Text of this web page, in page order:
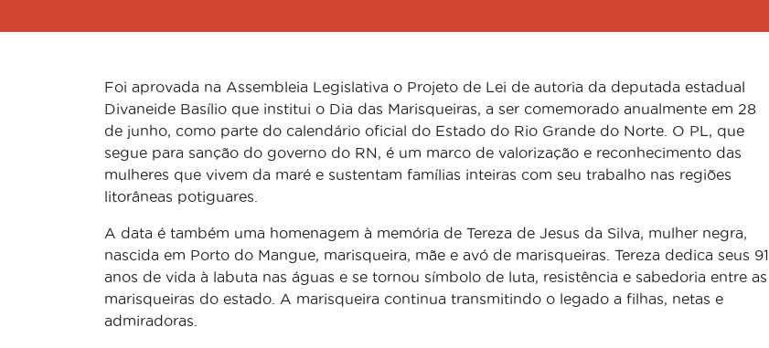
Foi aprovada na Assembleia Legislativa o Projeto de Lei de autoria da deputada estadual
Divaneide Basílio que institui o Dia das Marisqueiras, a ser comemorado anualmente em 28
de junho, como parte do calendário oficial do Estado do Rio Grande do Norte. O PL, que
segue para sanção do governo do RN, é um marco de valorização e reconhecimento das
mulheres que vivem da maré e sustentam famílias inteiras com seu trabalho nas regiões
litorâneas potiguares.
A data é também uma homenagem à memória de Tereza de Jesus da Silva, mulher negra,
nascida em Porto do Mangue, marisqueira, mãe e avó de marisqueiras. Tereza dedica seus 91
anos de vida à labuta nas águas e se tornou símbolo de luta, resistência e sabedoria entre as
marisqueiras do estado. A marisqueira continua transmitindo o legado a filhas, netas e
admiradoras.